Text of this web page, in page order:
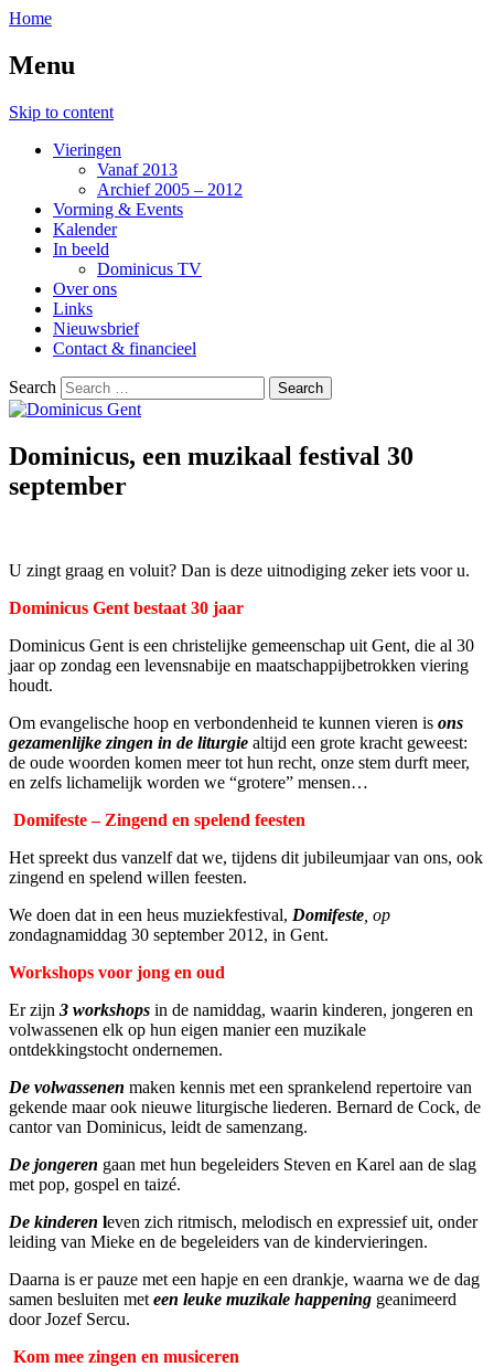
Home
Menu
Skip to content
Vieringen
Vanaf 2013
Archief 2005 – 2012
Vorming & Events
Kalender
In beeld
Dominicus TV
Over ons
Links
Nieuwsbrief
Contact & financieel
Search
Dominicus Gent
Dominicus, een muzikaal festival 30
september
U zingt graag en voluit? Dan is deze uitnodiging zeker iets voor u.
Dominicus Gent bestaat 30 jaar
Dominicus Gent is een christelijke gemeenschap uit Gent, die al 30
jaar op zondag een levensnabije en maatschappijbetrokken viering
houdt.
Om evangelische hoop en verbondenheid te kunnen vieren is ons
gezamenlijke zingen in de liturgie altijd een grote kracht geweest:
de oude woorden komen meer tot hun recht, onze stem durft meer,
en zelfs lichamelijk worden we “grotere” mensen…
Domifeste – Zingend en spelend feesten
Het spreekt dus vanzelf dat we, tijdens dit jubileumjaar van ons, ook
zingend en spelend willen feesten.
We doen dat in een heus muziekfestival, Domifeste , op
zondagnamiddag 30 september 2012, in Gent.
Workshops voor jong en oud
Er zijn 3 workshops in de namiddag, waarin kinderen, jongeren en
volwassenen elk op hun eigen manier een muzikale
ontdekkingstocht ondernemen.
De volwassenen maken kennis met een sprankelend repertoire van
gekende maar ook nieuwe liturgische liederen. Bernard de Cock, de
cantor van Dominicus, leidt de samenzang.
De jongeren gaan met hun begeleiders Steven en Karel aan de slag
met pop, gospel en taizé.
De kinderen leven zich ritmisch, melodisch en expressief uit, onder
leiding van Mieke en de begeleiders van de kindervieringen.
Daarna is er pauze met een hapje en een drankje, waarna we de dag
samen besluiten met een leuke muzikale happening geanimeerd
door Jozef Sercu.
Kom mee zingen en musiceren